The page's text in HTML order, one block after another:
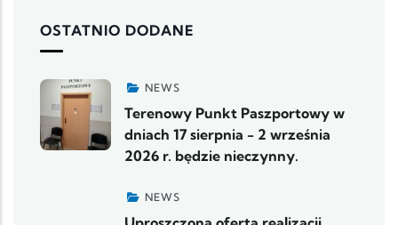
OSTATNIO DODANE
NEWS
Terenowy Punkt Paszportowy w
dniach 17 sierpnia - 2 września
2026 r. będzie nieczynny.
NEWS